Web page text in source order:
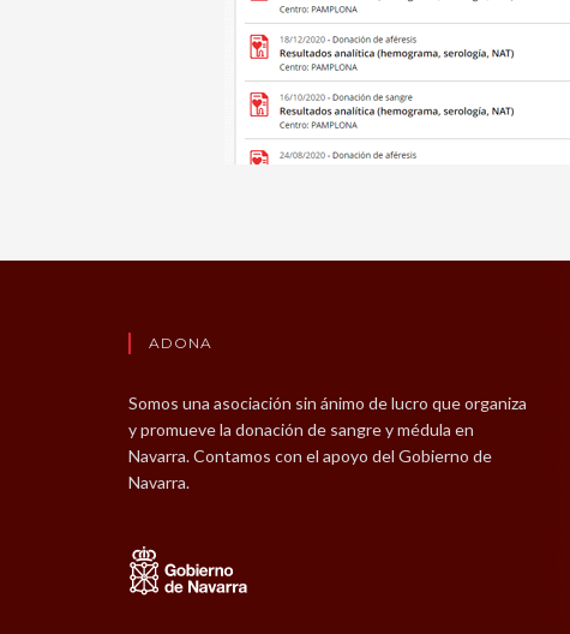
ADONA
Somos una asociación sin ánimo de lucro que organiza
y promueve la donación de sangre y médula en
Navarra. Contamos con el apoyo del Gobierno de
Navarra.